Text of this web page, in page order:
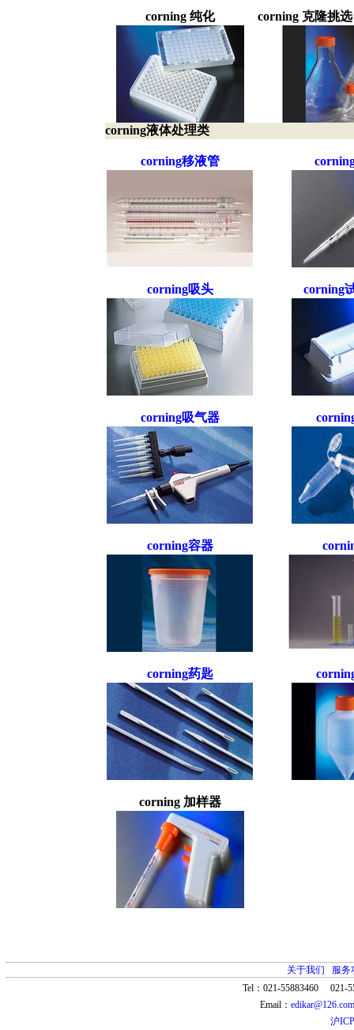
corning 纯化 corning 克隆挑
corning液体处理类
corning移液管
corning吸头 corning
corning吸气器
corning容器
corning药匙
corning 加样器
关于我们
服务
Tel：021-55883460 021-
Email： edikar@126.com
沪